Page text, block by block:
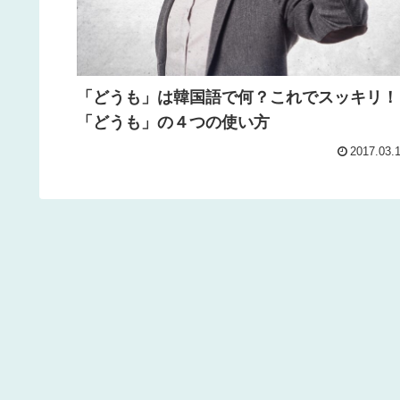
「どうも」は韓国語で何？これでスッキリ！
「どうも」の４つの使い方